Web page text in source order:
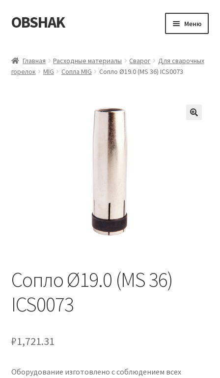
Перейти
к
Перейти
к
OBSHAK Меню
Категории
Главная Расходные материалы Сварог
Для сварочных
горелок
MIG Сопла MIG Сопло Ø19.0 (MS 36) ICS0073
Сопло Ø19.0 (MS 36)
ICS0073
₽1,721.31
Оборудование изготовлено с соблюдением всех